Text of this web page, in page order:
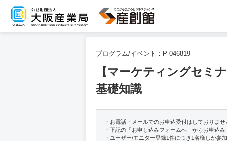
プログラム/イベント： P-046819
【マーケティングセミ
基礎知識
・お電話・メールでのお申込受付はしておりませ
・下記の「お申し込みフォームへ」からお申込
・ユーザー/モニター登録1件につき1名様しか参